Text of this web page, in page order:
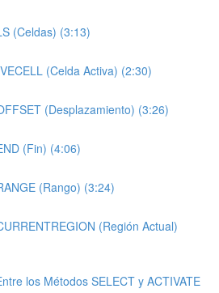
(Celdas) (3:13)
(Celda Activa) (2:30)
(Desplazamiento) (3:26)
(Fin) (4:06)
(Rango) (3:24)
(Región Actual)
los Métodos SELECT y ACTIVATE